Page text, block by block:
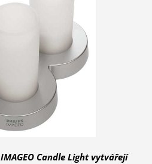
Candle Light vytvářejí